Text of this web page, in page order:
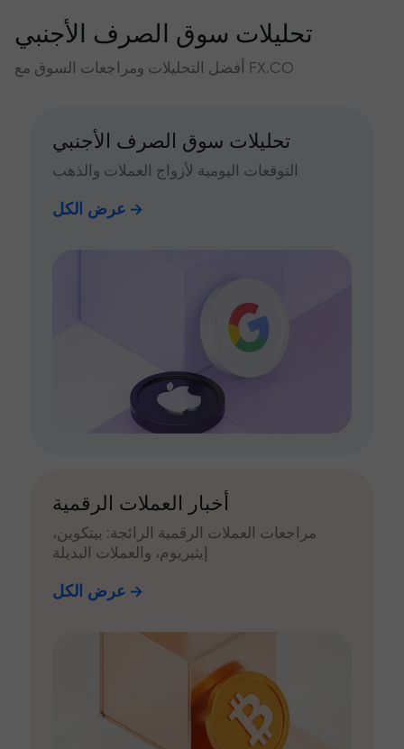
تحليلات سوق الصرف الأجنبي
أفضل التحليلات ومراجعات السوق مع FX.CO
تحليلات سوق الصرف الأجنبي
التوقعات اليومية لأزواج العملات والذهب
عرض الكل
أخبار العملات الرقمية
مراجعات العملات الرقمية الرائجة: بيتكوين،
إيثيريوم، والعملات البديلة
عرض الكل